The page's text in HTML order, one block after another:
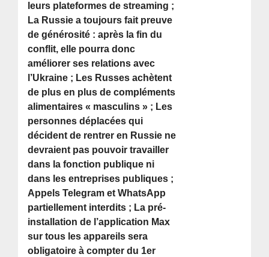
leurs plateformes de streaming ;
La Russie a toujours fait preuve
de générosité : après la fin du
conflit, elle pourra donc
améliorer ses relations avec
l’Ukraine ; Les Russes achètent
de plus en plus de compléments
alimentaires « masculins » ; Les
personnes déplacées qui
décident de rentrer en Russie ne
devraient pas pouvoir travailler
dans la fonction publique ni
dans les entreprises publiques ;
Appels Telegram et WhatsApp
partiellement interdits ; La pré-
installation de l’application Max
sur tous les appareils sera
obligatoire à compter du 1er